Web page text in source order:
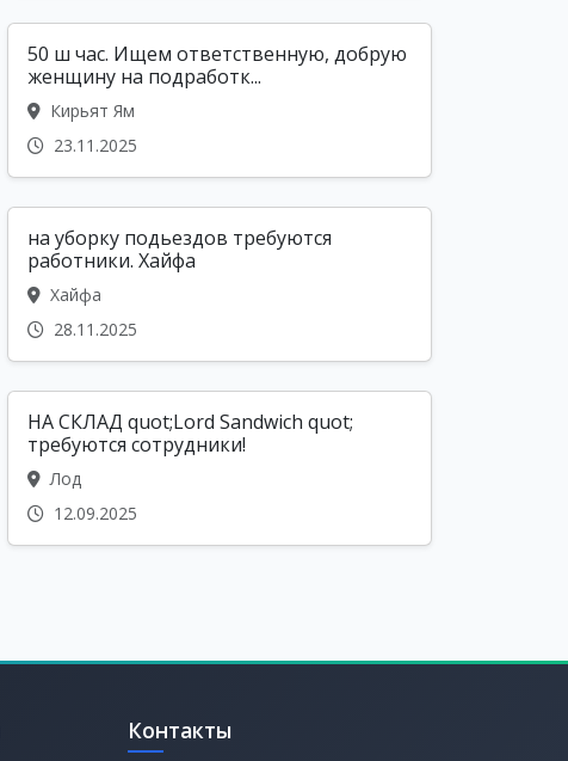
50 ш час. Ищем ответственную, добрую
женщину на подработк...
Кирьят Ям
23.11.2025
на уборку подьездов требуются
работники. Хайфа
Хайфа
28.11.2025
НА СКЛАД quot;Lord Sandwich quot;
требуются сотрудники!
Лод
12.09.2025
Контакты